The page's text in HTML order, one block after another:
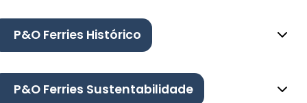
P&O Ferries Histórico
P&O Ferries Sustentabilidade